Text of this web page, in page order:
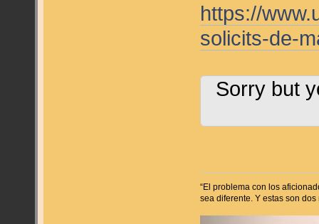
https://
solicits-de-
Sorry but
“El problema con los
sea diferente. Y estas son